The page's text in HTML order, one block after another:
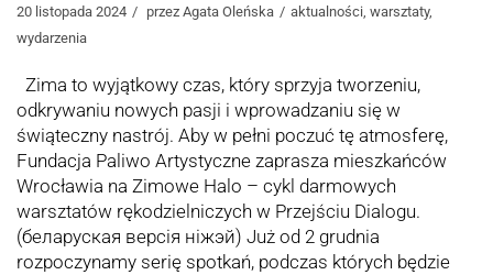
20 listopada 2024 przez Agata Oleńska aktualności, warsztaty,
wydarzenia
Zima to wyjątkowy czas, który sprzyja tworzeniu,
odkrywaniu nowych pasji i wprowadzaniu się w
świąteczny nastrój. Aby w pełni poczuć tę atmosferę,
Fundacja Paliwo Artystyczne zaprasza mieszkańców
Wrocławia na Zimowe Halo – cykl darmowych
warsztatów rękodzielniczych w Przejściu Dialogu.
(беларуская версія ніжэй) Już od 2 grudnia
rozpoczynamy serię spotkań, podczas których będzie